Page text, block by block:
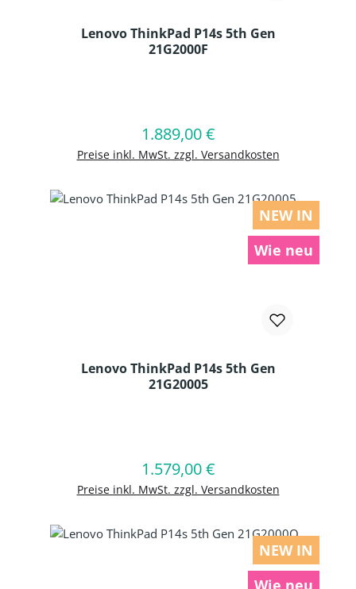
Lenovo ThinkPad P14s 5th Gen
21G2000F
Regulärer Preis:
1.889,00 €
Preise inkl. MwSt. zzgl. Versandkosten
In den Warenkorb
NEW IN
Wie neu
Lenovo ThinkPad P14s 5th Gen
21G20005
Regulärer Preis:
1.579,00 €
Preise inkl. MwSt. zzgl. Versandkosten
In den Warenkorb
NEW IN